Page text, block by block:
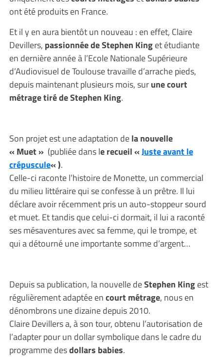
ont été produits en France.
Et il y en aura bientôt un nouveau : en effet, Claire
Devillers, passionnée de Stephen Kinget étudiante
en dernière année à l’Ecole Nationale Supérieure
d’Audiovisuel de Toulouse travaille d’arrache pieds,
depuis maintenant plusieurs mois, surune court
métrage tiré de Stephen King.
Son projet est une adaptation dela nouvelle
« Muet » (publiée dans le recueil «Juste avant le
crépuscule« ).
Celle-ci raconte l’histoire de Monette, un commercial
du milieu littéraire qui se confesse à un prêtre. Il lui
déclare avoir récemment pris un auto-stoppeur sourd
et muet. Et tandis que celui-ci dormait, il lui a raconté
ses mésaventures avec sa femme, qui le trompe, et
qui a détourné une importante somme d’argent…
Depuis sa publication, la nouvelle deStephen Kingest
régulièrement adaptée encourt métrage, nous en
dénombrons une dizaine depuis 2010.
Claire Devillers a, à son tour, obtenu l’autorisation de
l’adapter pour un dollar symbolique dans le cadre du
programme desdollars babies.